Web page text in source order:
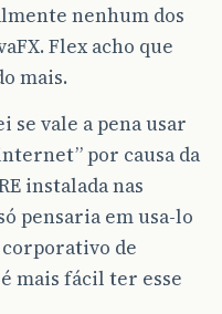
nenhum dos
Flex acho que
mais.
se vale a pena usar
por causa da
instalada nas
pensaria em usa-lo
corporativo de
mais fácil ter esse